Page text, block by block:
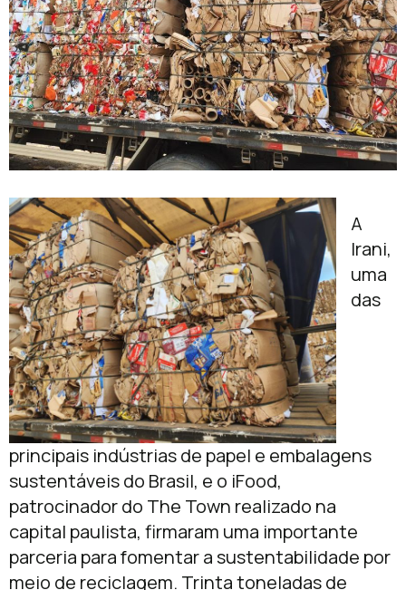
A
Irani,
uma
das
principais indústrias de papel e embalagens
sustentáveis do Brasil, e o iFood,
patrocinador do The Town realizado na
capital paulista, firmaram uma importante
parceria para fomentar a sustentabilidade por
meio de reciclagem. Trinta toneladas de